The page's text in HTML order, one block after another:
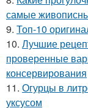
самые
9. Топ-10
10. Лучшие
проверенные
консервирования
11. Огурцы в
уксусом